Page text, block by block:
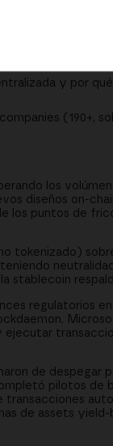
y por
(190+,
los
diseños on-
los puntos de
tokenizado)
stablecoin
regulatorios
de
pilotos de
transacciones
de assets yield-